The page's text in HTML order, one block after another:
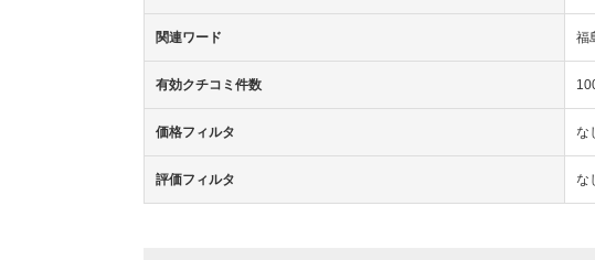
関連ワード 福
有効クチコミ件数
価格フィルタ な
評価フィルタ な